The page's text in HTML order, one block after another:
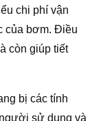
chi phí vận
của bơm. Điều
còn giúp tiết
bị các tính
sử dụng và